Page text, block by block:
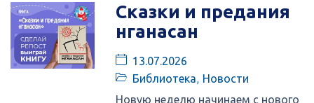
Сказки и предания
нганасан
13.07.2026
Библиотека, Новости
Новую неделю начинаем с нового